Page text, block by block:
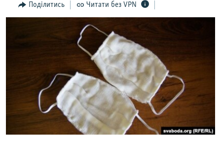
навігації
Перейти
пошуку
БЛОГИ
ВСЕ ЗА ДЕНЬ
СПЕЦПРОЕКТИ
ДЕПОРТАЦІЯ
ВІДЕОУРОКИ «ELIFBE»
СВІДЧЕННЯ ОКУПАЦІЇ
ЯК ОБІЙТИ БЛОКУВАННЯ
Qırımtatar
Поділитись Читати без VPN